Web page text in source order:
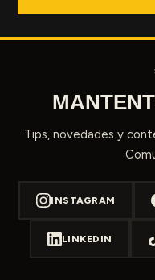
Tips, novedades y
INSTAGRAM
LINKEDIN